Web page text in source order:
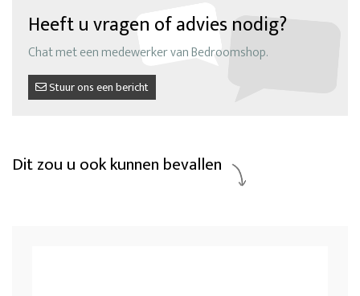
Heeft u vragen of advies nodig?
Chat met een medewerker van Bedroomshop.
Stuur ons een bericht
Dit zou u ook kunnen bevallen